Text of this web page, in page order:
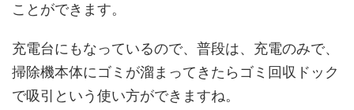
ことができます。
充電台にもなっているので、普段は、充電のみで、
掃除機本体にゴミが溜まってきたらゴミ回収ドック
で吸引という使い方ができますね。